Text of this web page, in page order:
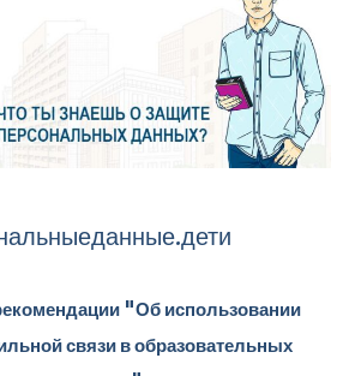
"Об использовании
связи в образовательных